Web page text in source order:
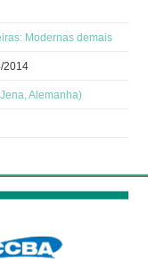
Modernas demais
2014
Alemanha)